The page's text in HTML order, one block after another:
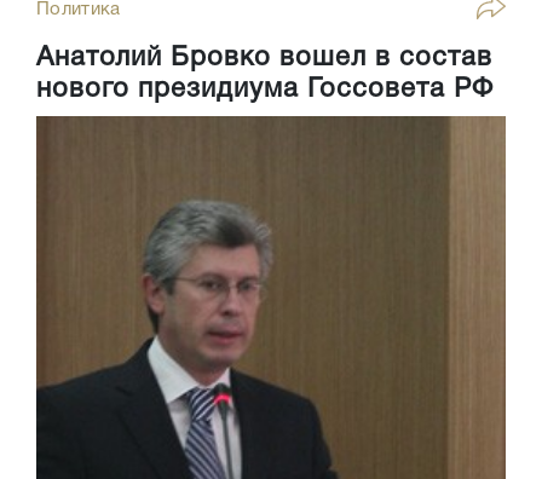
Политика
Анатолий Бровко вошел в состав
нового президиума Госсовета РФ